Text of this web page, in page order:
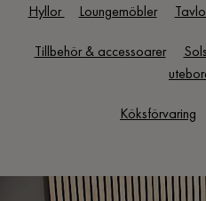
Hyllor Loungemöbler
Tillbehör & accessoarer
Köksförvaring